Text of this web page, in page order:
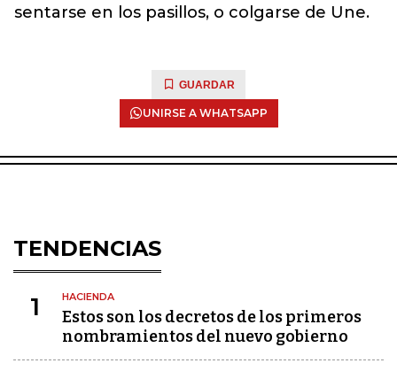
sentarse en los pasillos, o colgarse de Une.
GUARDAR
UNIRSE A WHATSAPP
TENDENCIAS
1 HACIENDA
Estos son los decretos de los primeros
nombramientos del nuevo gobierno